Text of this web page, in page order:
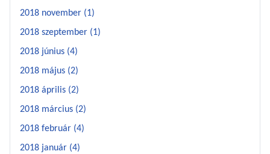
2018 november (1)
2018 szeptember (1)
2018 június (4)
2018 május (2)
2018 április (2)
2018 március (2)
2018 február (4)
2018 január (4)